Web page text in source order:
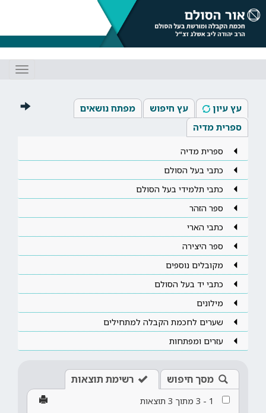
עץ עיון עץ חיפוש
מפתח נושאים
ספרית מדיה
ספרית מדיה
כתבי בעל הסולם
כתבי תלמידי בעל הסולם
ספר הזהר
כתבי הארי
ספר היצירה
מקובלים נוספים
כתבי יד בעל הסולם
מילונים
שערים לחכמת הקבלה למתחילים
עזרים ומפתחות
מסך חיפוש רשימת תוצאות
1
-
3 מתוך 3 תוצאות